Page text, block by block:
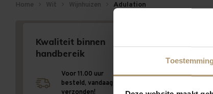
Toestemming
Home Wit Wijnhuizen Adulation
Kwaliteit binnen
handbereik
Voor 11.00 uur
besteld, vandaag
Geen producten